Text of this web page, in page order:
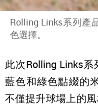
Rolling Links系列產
色選擇。
此次Rolling Links
藍色和綠色點綴的
不僅提升球場上的